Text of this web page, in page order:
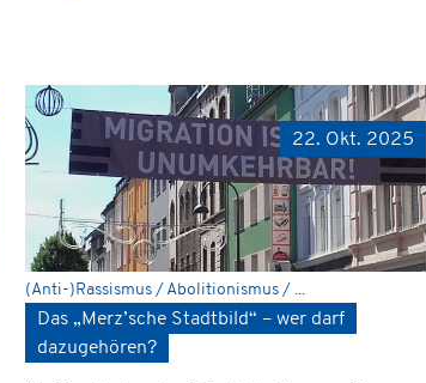
22. Okt. 2025
(Anti-)Rassismus / Abolitionismus / ...
Das „Merz’sche Stadtbild“ – wer darf
dazugehören?